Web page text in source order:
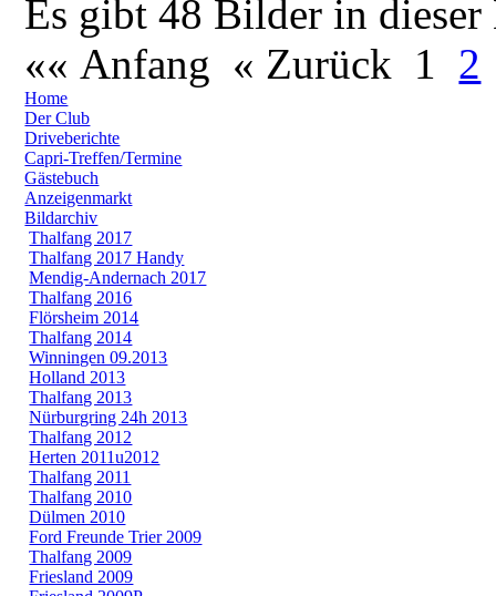
Es gibt 48 Bilder in dieser
«« Anfang « Zurück 1 2
Home
Der Club
Driveberichte
Capri-Treffen/Termine
Gästebuch
Anzeigenmarkt
Bildarchiv
Thalfang 2017
Thalfang 2017 Handy
Mendig-Andernach 2017
Thalfang 2016
Flörsheim 2014
Thalfang 2014
Winningen 09.2013
Holland 2013
Thalfang 2013
Nürburgring 24h 2013
Thalfang 2012
Herten 2011u2012
Thalfang 2011
Thalfang 2010
Dülmen 2010
Ford Freunde Trier 2009
Thalfang 2009
Friesland 2009